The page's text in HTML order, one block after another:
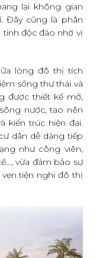
lại không gian
Đây cũng là phân
độc đáo nhờ vị
lòng đô thị tích
sống thư thái và
được thiết kế mở,
nước, tạo nên
kiến trúc hiện đại.
dân dễ dàng tiếp
như công viên,
vừa đảm bảo sự
tiện nghi đô thị